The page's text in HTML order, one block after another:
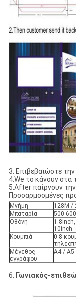
3. Επιβεβαιώστε
4.We το κάνουν στα
5.After παίρνουν
Προσαρμοσμένες
Μνήμη
128M /
Μπαταρία
500-
Οθόνη
10inch
Κουμπιά
0-8
Μέγεθος
εγγράφου
A4 / A5
6. Γωνιακός-